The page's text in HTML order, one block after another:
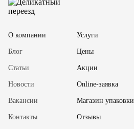
О компании
Блог
Статьи
Новости
Вакансии
Контакты
Услуги
Цены
Акции
Online-заявка
Магазин упаковки
Отзывы